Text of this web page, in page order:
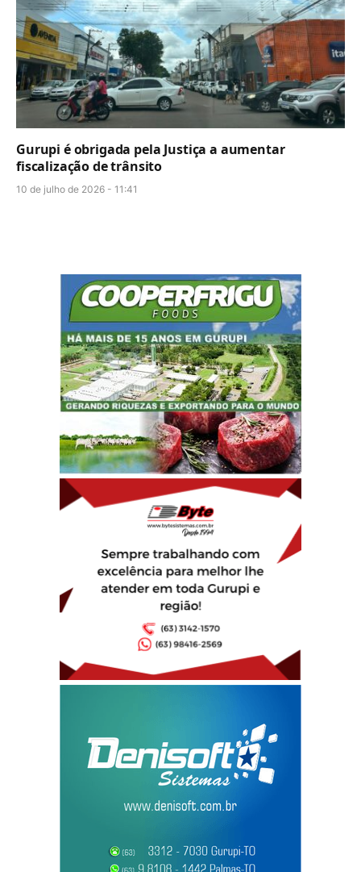
Gurupi é obrigada pela Justiça a aumentar
fiscalização de trânsito
10 de julho de 2026 - 11:41